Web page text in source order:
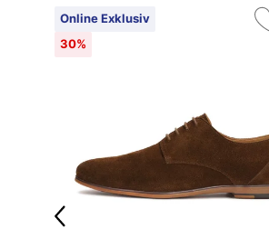
Online Exklusiv
30%